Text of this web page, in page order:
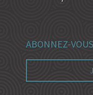
ABONNEZ-